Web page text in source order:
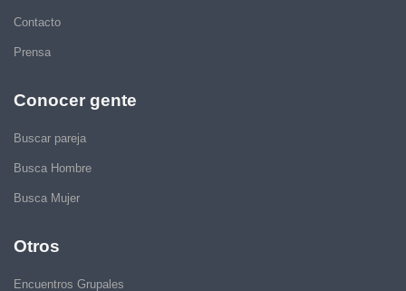
Contacto
Prensa
Conocer gente
Buscar pareja
Busca Hombre
Busca Mujer
Otros
Encuentros Grupales